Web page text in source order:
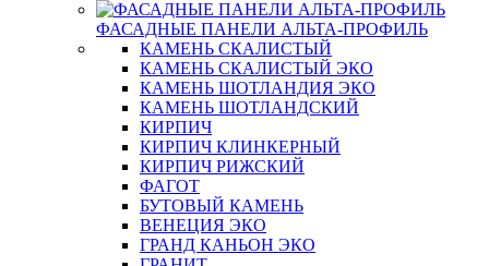
ФАСАДНЫЕ ПАНЕЛИ АЛЬТА-ПРОФИЛЬ
КАМЕНЬ СКАЛИСТЫЙ
КАМЕНЬ СКАЛИСТЫЙ ЭКО
КАМЕНЬ ШОТЛАНДИЯ ЭКО
КАМЕНЬ ШОТЛАНДСКИЙ
КИРПИЧ
КИРПИЧ КЛИНКЕРНЫЙ
КИРПИЧ РИЖСКИЙ
ФАГОТ
БУТОВЫЙ КАМЕНЬ
ВЕНЕЦИЯ ЭКО
ГРАНД КАНЬОН ЭКО